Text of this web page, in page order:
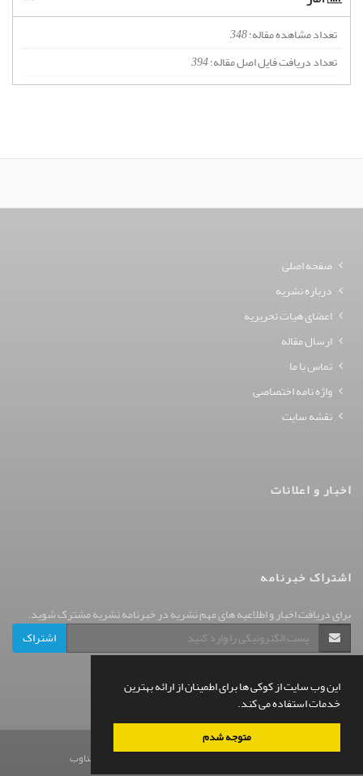
این وب سایت از کوکی ها برای اطمینان از ارائه بهترین
خدمات استفاده می کند.
متوجه شدم
تعداد مشاهده مقاله:348
تعداد دریافت فایل اصل مقاله:394
صفحه اصلی
درباره نشریه
اعضای هیات تحریریه
ارسال مقاله
تماس با ما
واژه نامه اختصاصی
نقشه سایت
اخبار و اعلانات
اشتراک خبرنامه
برای دریافت اخبار و اطلاعیه های مهم نشریه در خبرنامه نشریه مشترک شوید.
اشتراک
© سامانه مدیریت نشریات علمی.قدرت گرفته از سیناوب